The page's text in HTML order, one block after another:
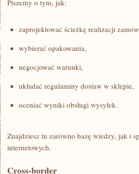
Piszemy o tym, jak:
zaprojektować ścieżkę realizacji
wybierać opakowania,
negocjować warunki,
układać regulaminy dostaw w sklepie,
oceniać wyniki obsługi wysyłek.
Znajdziesz tu zarówno bazę wiedzy, jak i
internetowych.
Cross-border